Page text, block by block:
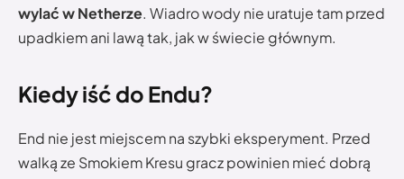
wylać w Netherze. Wiadro wody nie uratuje tam przed
upadkiem ani lawą tak, jak w świecie głównym.
Kiedy iść do Endu?
End nie jest miejscem na szybki eksperyment. Przed
walką ze Smokiem Kresu gracz powinien mieć dobrą